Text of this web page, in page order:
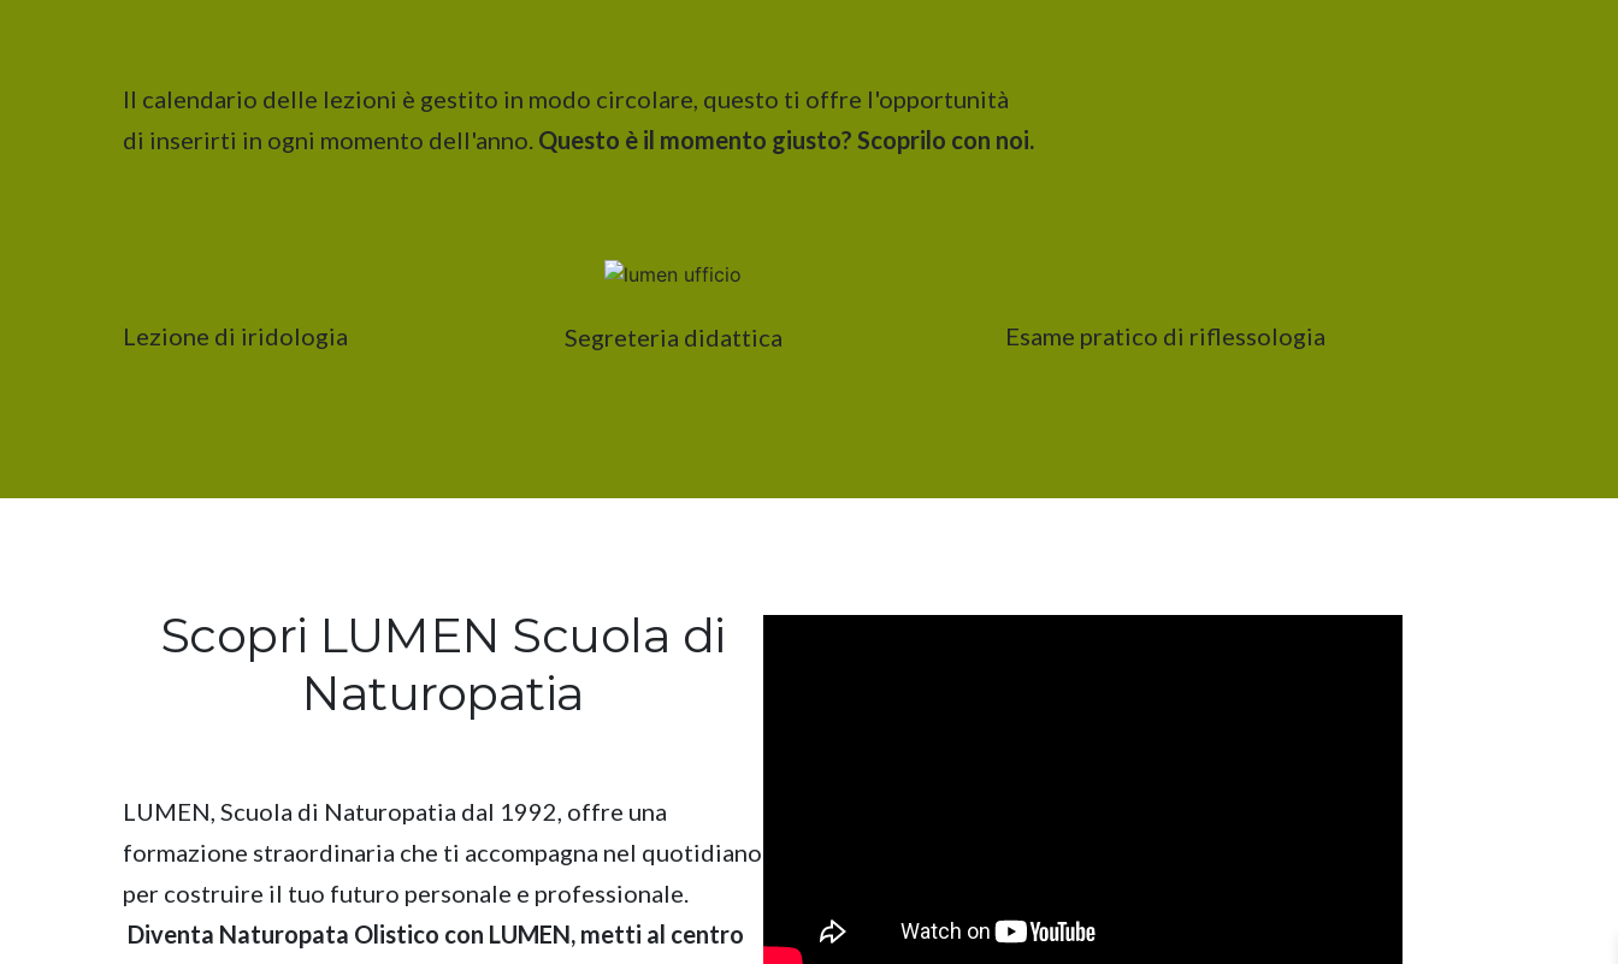
Il calendario delle lezioni è gestito in modo circolare, questo ti offre l'opportunità
di inserirti in ogni momento dell'anno. Questo è il momento giusto? Scoprilo con noi.
Lezione di iridologia Segreteria didattica Esame pratico di riflessologia
Scopri LUMEN Scuola di
Naturopatia
LUMEN, Scuola di Naturopatia dal 1992, offre una
formazione straordinaria che ti accompagna nel quotidiano
per costruire il tuo futuro personale e professionale.
Diventa Naturopata Olistico con LUMEN, metti al centro